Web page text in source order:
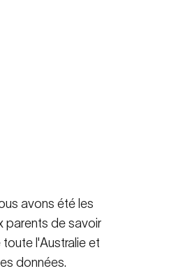
avons été les
parents de savoir
l'Australie et
données.